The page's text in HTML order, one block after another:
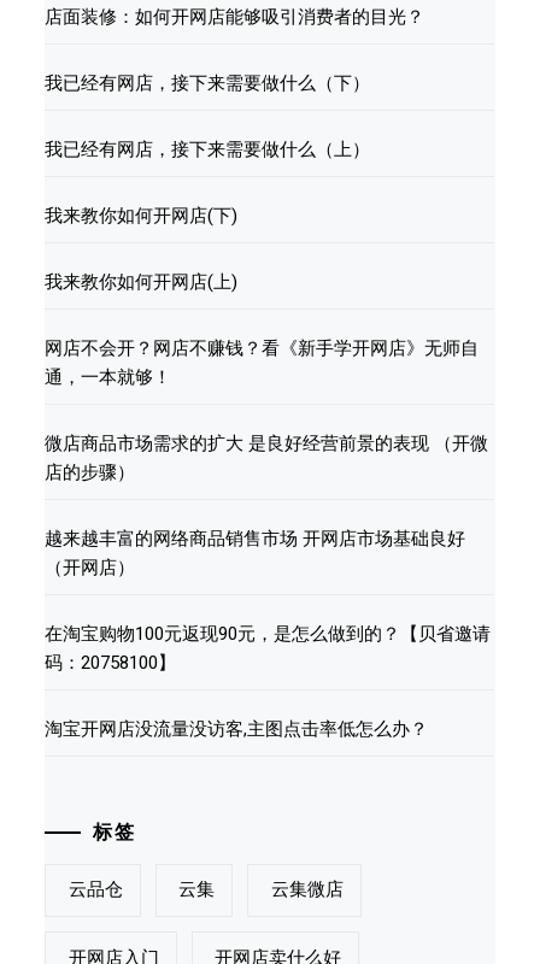
店面装修：如何开网店能够吸引消费者的目光？
我已经有网店，接下来需要做什么（下）
我已经有网店，接下来需要做什么（上）
我来教你如何开网店(下)
我来教你如何开网店(上)
网店不会开？网店不赚钱？看《新手学开网店》无师自
通，一本就够！
微店商品市场需求的扩大 是良好经营前景的表现 （开微
店的步骤）
越来越丰富的网络商品销售市场 开网店市场基础良好
（开网店）
在淘宝购物100元返现90元，是怎么做到的？【贝省邀请
码：20758100】
淘宝开网店没流量没访客,主图点击率低怎么办？
标签
云品仓 云集 云集微店
开网店入门 开网店卖什么好